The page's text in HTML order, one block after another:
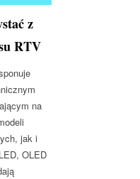
z
RTV
na
jak i
OLED